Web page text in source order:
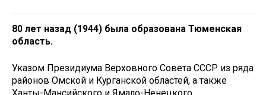
80 лет назад (1944) была образована Тюменская
область.
Указом Президиума Верховного Совета СССР из ряда
районов Омской и Курганской областей, а также